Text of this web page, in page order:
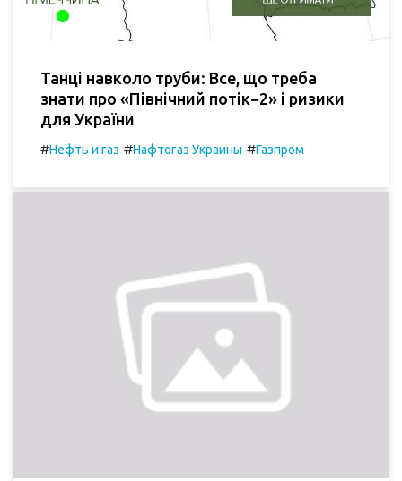
Танці навколо труби: Все, що треба
знати про «Північний потік−2» і ризики
для України
#Нефть и газ #Нафтогаз Украины #Газпром